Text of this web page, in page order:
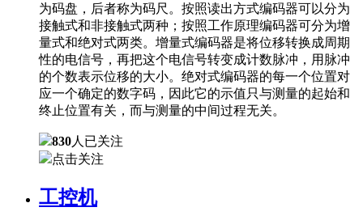
为码盘，后者称为码尺。按照读出方式编码器可以分为
接触式和非接触式两种；按照工作原理编码器可分为增
量式和绝对式两类。增量式编码器是将位移转换成周期
性的电信号，再把这个电信号转变成计数脉冲，用脉冲
的个数表示位移的大小。绝对式编码器的每一个位置对
应一个确定的数字码，因此它的示值只与测量的起始和
终止位置有关，而与测量的中间过程无关。
830人已关注
点击关注
工控机